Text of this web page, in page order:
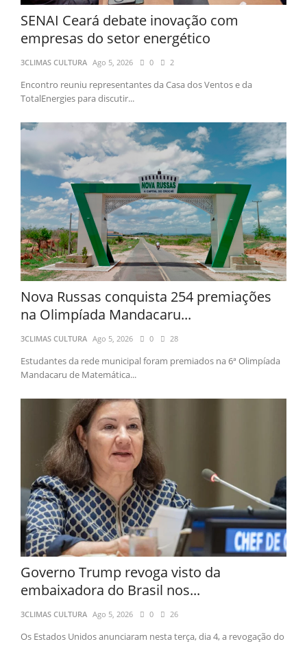
SENAI Ceará debate inovação com
empresas do setor energético
3CLIMAS CULTURA Ago 5, 2026 0 2
Encontro reuniu representantes da Casa dos Ventos e da
TotalEnergies para discutir...
Nova Russas conquista 254 premiações
na Olimpíada Mandacaru...
3CLIMAS CULTURA Ago 5, 2026 0 28
Estudantes da rede municipal foram premiados na 6ª Olimpíada
Mandacaru de Matemática...
Governo Trump revoga visto da
embaixadora do Brasil nos...
3CLIMAS CULTURA Ago 5, 2026 0 26
Os Estados Unidos anunciaram nesta terça, dia 4, a revogação do